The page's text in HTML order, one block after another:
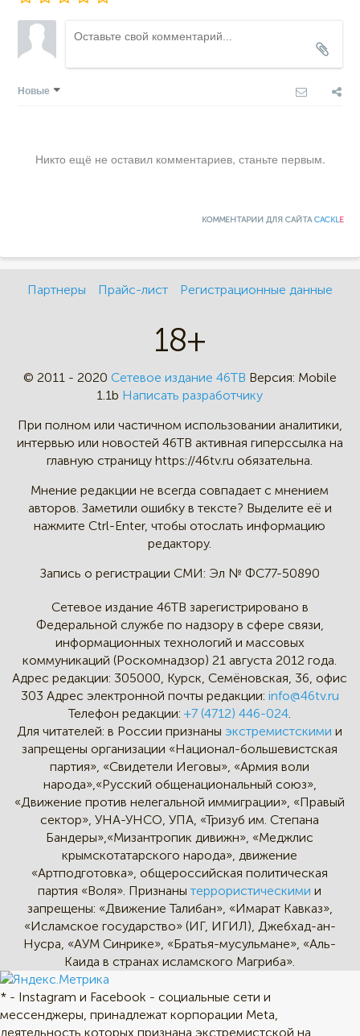
Новые
Никто ещё не оставил комментариев, станьте первым.
КОММЕНТАРИИ ДЛЯ САЙТАCACKLE
Партнеры Прайс-лист Регистрационные данные
18+
© 2011 - 2020 Сетевое издание 46ТВ Версия: Mobile
1.1b Написать разработчику
При полном или частичном использовании аналитики,
интервью или новостей 46TB активная гиперссылка на
главную страницу https://46tv.ru обязательна.
Мнение редакции не всегда совпадает с мнением
авторов. Заметили ошибку в тексте? Выделите её и
нажмите Ctrl-Enter, чтобы отослать информацию
редактору.
Запись о регистрации СМИ: Эл № ФС77-50890
Сетевое издание 46ТВ зарегистрировано в
Федеральной службе по надзору в сфере связи,
информационных технологий и массовых
коммуникаций (Роскомнадзор) 21 августа 2012 года.
Адрес редакции: 305000, Курск, Семёновская, 36, офис
303 Адрес электронной почты редакции: info@46tv.ru
Телефон редакции: +7 (4712) 446-024.
Для читателей: в России признаныэкстремистскими и
запрещены организации «Национал-большевистская
партия», «Свидетели Иеговы», «Армия воли
народа»,«Русский общенациональный союз»,
«Движение против нелегальной иммиграции», «Правый
сектор», УНА-УНСО, УПА, «Тризуб им. Степана
Бандеры»,«Мизантропик дивижн», «Меджлис
крымскотатарского народа», движение
«Артподготовка», общероссийская политическая
партия «Воля». Признанытеррористическими и
запрещены: «Движение Талибан», «Имарат Кавказ»,
«Исламское государство» (ИГ, ИГИЛ), Джебхад-ан-
Нусра, «АУМ Синрике», «Братья-мусульмане», «Аль-
Каида в странах исламского Магриба».
* - Instagram и Facebook - социальные сети и
мессенджеры, принадлежат корпорации Meta,
деятельность которых признана экстремистской на